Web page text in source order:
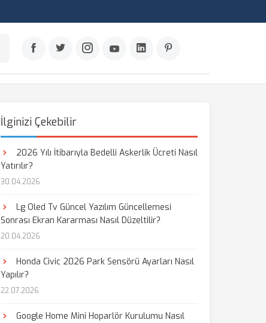
İlginizi Çekebilir
2026 Yılı İtibarıyla Bedelli Askerlik Ücreti Nasıl
Yatırılır?
30.04.2026
Lg Oled Tv Güncel Yazılım Güncellemesi
Sonrası Ekran Kararması Nasıl Düzeltilir?
20.04.2026
Honda Civic 2026 Park Sensörü Ayarları Nasıl
Yapılır?
22.07.2026
Google Home Mini Hoparlör Kurulumu Nasıl